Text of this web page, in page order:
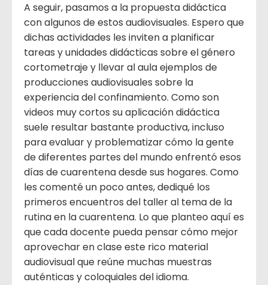
A seguir, pasamos a la propuesta didáctica
con algunos de estos audiovisuales. Espero que
dichas actividades les inviten a planificar
tareas y unidades didácticas sobre el género
cortometraje y llevar al aula ejemplos de
producciones audiovisuales sobre la
experiencia del confinamiento. Como son
videos muy cortos su aplicación didáctica
suele resultar bastante productiva, incluso
para evaluar y problematizar cómo la gente
de diferentes partes del mundo enfrentó esos
días de cuarentena desde sus hogares. Como
les comenté un poco antes, dediqué los
primeros encuentros del taller al tema de la
rutina en la cuarentena. Lo que planteo aquí es
que cada docente pueda pensar cómo mejor
aprovechar en clase este rico material
audiovisual que reúne muchas muestras
auténticas y coloquiales del idioma.